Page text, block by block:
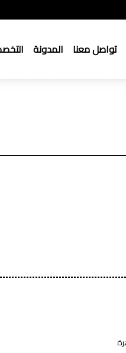
تواصل معنا المدونة